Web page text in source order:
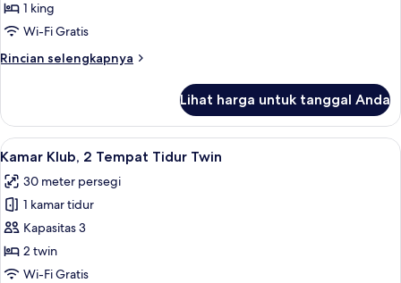
Klub,
1
Tidur
1 king
Wi-Fi Gratis
Rincian selengkapnya
Rincian
Kamar
Klub,
1
Tidur
King
Lihat harga untuk tanggal Anda
Lihat
semua
foto
untuk
Kamar
Klub,
2
1 kamar tidur, seprai premium,
10
Kamar Klub, 2 Tempat Tidur Twin
30 meter persegi
1 kamar tidur
Kapasitas 3
2 twin
Wi-Fi Gratis